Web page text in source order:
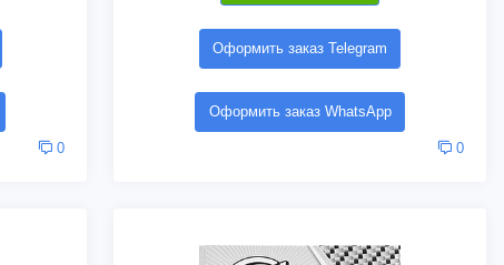
0
Оформить заказ Telegram
Оформить заказ WhatsApp
0